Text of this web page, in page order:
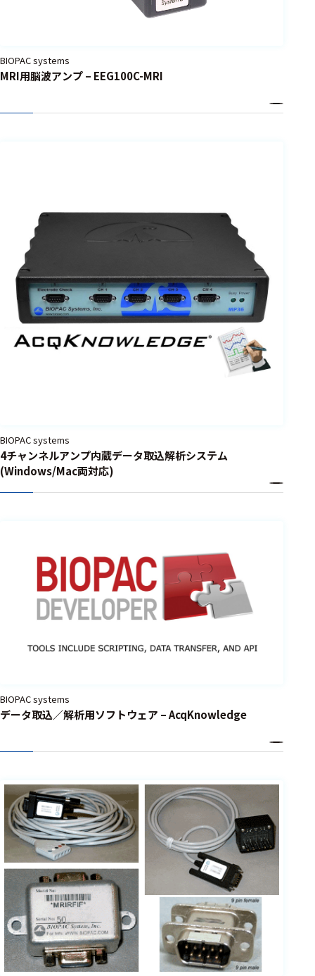
BIOPAC systems
MRI用脳波アンプ – EEG100C-MRI
BIOPAC systems
4チャンネルアンプ内蔵データ取込解析システム
(Windows/Mac両対応)
BIOPAC systems
データ取込／解析用ソフトウェア – AcqKnowledge